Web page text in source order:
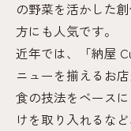
ポイント
車利用
は
ドライブ
楽しむ
の野菜を活かした
方にも人気です。
近年では、「納屋
ニューを揃えるお
食の技法をベース
けを取り入れるな